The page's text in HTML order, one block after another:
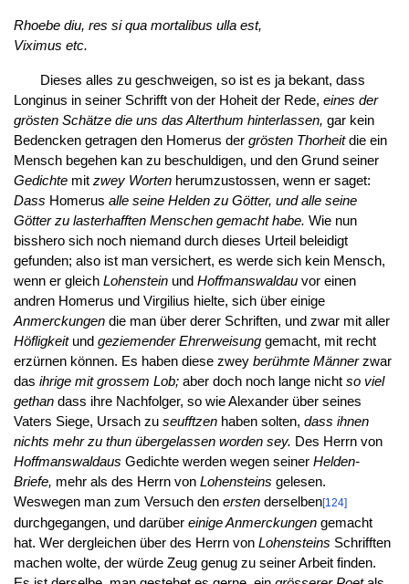
Rhoebe diu, res si qua mortalibus ulla est,
Viximus etc.
Dieses alles zu geschweigen, so ist es ja bekant, dass
Longinus in seiner Schrifft von der Hoheit der Rede, eines der
grösten Schätze die uns das Alterthum hinterlassen, gar kein
Bedencken getragen den Homerus der grösten Thorheitdie ein
Mensch begehen kan zu beschuldigen, und den Grund seiner
Gedichtemit zwey Wortenherumzustossen, wenn er saget:
Dass Homerus alle seine Helden zu Götter, und alle seine
Götter zu lasterhafften Menschen gemacht habe. Wie nun
bisshero sich noch niemand durch dieses Urteil beleidigt
gefunden; also ist man versichert, es werde sich kein Mensch,
wenn er gleichLohensteinund Hoffmanswaldauvor einen
andren Homerus und Virgilius hielte, sich über einige
Anmerckungendie man über derer Schriften, und zwar mit aller
Höfligkeitund geziemender Ehrerweisunggemacht, mit recht
erzürnen können. Es haben diese zwey berühmte Männerzwar
das ihrige mit grossem Lob;aber doch noch lange nicht so viel
gethandass ihre Nachfolger, so wie Alexander über seines
Vaters Siege, Ursach zu seufftzenhaben solten, dass ihnen
nichts mehr zu thun übergelassen worden sey. Des Herrn von
Hoffmanswaldaus Gedichte werden wegen seiner Helden-
Briefe, mehr als des Herrn von Lohensteins gelesen.
Weswegen man zum Versuch den erstenderselben[124]
durchgegangen, und darüber einige Anmerckungengemacht
hat. Wer dergleichen über des Herrn von Lohensteins Schrifften
machen wolte, der würde Zeug genug zu seiner Arbeit finden.